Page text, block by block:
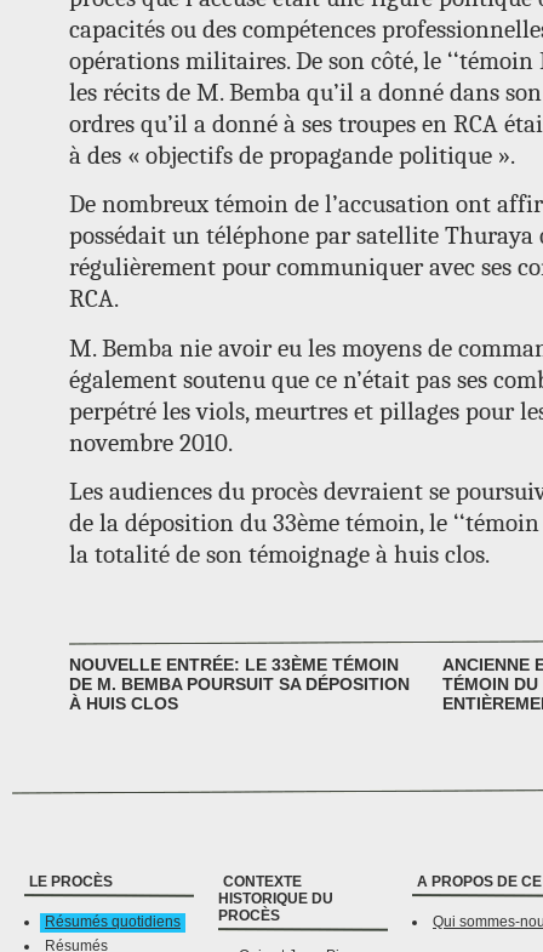
capacités ou des compétences
opérations militaires. De son côté, le ‘‘témoin
les récits de M. Bemba qu’il a donné dans
ordres qu’il a donné à ses troupes en RCA
à des « objectifs de propagande politique ».
De nombreux témoin de l’accusation ont
possédait un téléphone par satellite
régulièrement pour communiquer avec ses
RCA.
M. Bemba nie avoir eu les moyens de
également soutenu que ce n’était pas ses
perpétré les viols, meurtres et pillages pour
novembre 2010.
Les audiences du procès devraient se
de la déposition du 33ème témoin, le ‘‘témoin
la totalité de son témoignage à huis clos.
ANCIENNE
TÉMOIN
NOUVELLE ENTRÉE: LE 33ÈME TÉMOIN
DE M. BEMBA POURSUIT SA DÉPOSITION
À HUIS CLOS
LE PROCÈS
Résumés quotidiens
Résumés
CONTEXTE
HISTORIQUE DU
PROCÈS
A PROPOS DE
Qui sommes-